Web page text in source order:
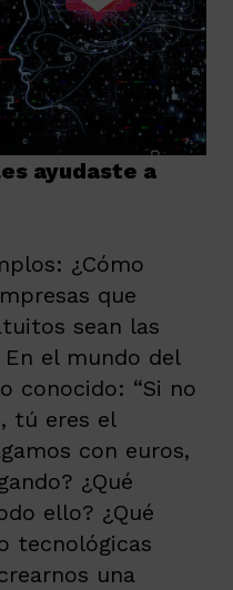
ayudaste a
¿Cómo
que
sean las
el mundo del
conocido: “Si no
tú eres el
con euros,
¿Qué
ello? ¿Qué
tecnológicas
una